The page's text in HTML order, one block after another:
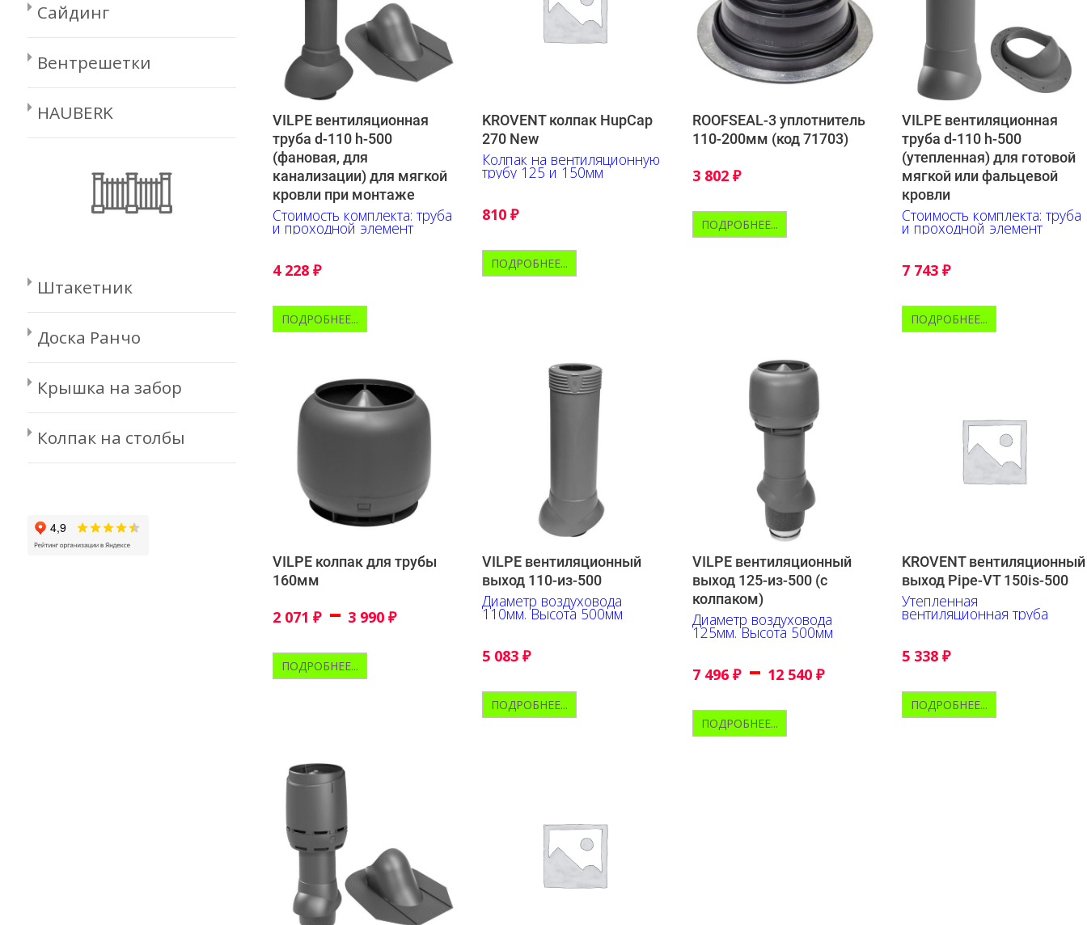
VILPE вентиляционная
труба d-110 h-500
(фановая, для
канализации) для мягкой
кровли при монтаже
Стоимость комплекта: труба
и проходной элемент
4 228 ₽
ПОДРОБНЕЕ...
KROVENT колпак HupCap
270 New
Колпак на вентиляционную
трубу 125 и 150мм
810₽
ПОДРОБНЕЕ...
ROOFSEAL-3 уплотнитель
110-200мм (код 71703)
3 802 ₽
ПОДРОБНЕЕ...
VILPE вентиляционная
труба d-110 h-500
(утепленная) для готовой
мягкой или фальцевой
кровли
Стоимость комплекта: труба
и проходной элемент
7 743 ₽
ПОДРОБНЕЕ...
VILPE колпак для трубы
160мм
2 071 ₽ – 3 990 ₽
ПОДРОБНЕЕ...
VILPE вентиляционный
выход 110-из-500
Диаметр воздуховода
110мм. Высота 500мм
5 083₽
ПОДРОБНЕЕ...
VILPE вентиляционный
выход 125-из-500 (с
колпаком)
Диаметр воздуховода
125мм. Высота 500мм
7 496 ₽ – 12 540 ₽
ПОДРОБНЕЕ...
KROVENT вентиляционный
выход Pipe-VT 150is-500
Утепленная
вентиляционная труба
5 338 ₽
ПОДРОБНЕЕ...
Сайдинг
Вентрешетки
HAUBERK
Штакетник
Доска Ранчо
Крышка на забор
Колпак на столбы